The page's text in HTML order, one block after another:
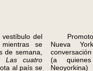
del
se
de semana,
Las cuatro
al país se
Nueva
(a